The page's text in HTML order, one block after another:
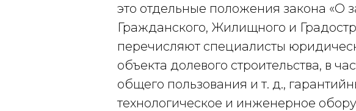
это отдельные положения закона «О
Гражданского, Жилищного и
перечисляют специалисты
объекта долевого строительства, в
общего пользования и т. д.,
технологическое и инженерное